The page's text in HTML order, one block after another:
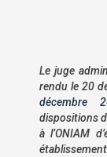
Le juge
rendu le 20
décembre
dispositions
à l’ONIAM